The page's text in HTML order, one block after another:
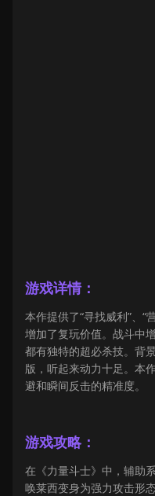
游戏详情：
本作提供了“寻找威利”、“
增加了复玩价值。战斗中
都有独特的超必杀技。背
版，听起来动力十足。本
避和瞬间反击的精准度。
游戏攻略：
在《力量斗士》中，辅助
唤莱西变身为强力攻击形